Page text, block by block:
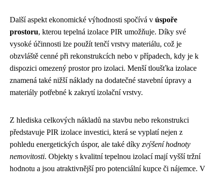
Další aspekt ekonomické výhodnosti spočívá v úspoře
prostoru, kterou tepelná izolace PIR umožňuje. Díky své
vysoké účinnosti lze použít tenčí vrstvy materiálu, což je
obzvláště cenné při rekonstrukcích nebo v případech, kdy je k
dispozici omezený prostor pro izolaci. Menší tloušťka izolace
znamená také nižší náklady na dodatečné stavební úpravy a
materiály potřebné k zakrytí izolační vrstvy.
Z hlediska celkových nákladů na stavbu nebo rekonstrukci
představuje PIR izolace investici, která se vyplatí nejen z
pohledu energetických úspor, ale také díky zvýšení hodnoty
nemovitosti. Objekty s kvalitní tepelnou izolací mají vyšší tržní
hodnotu a jsou atraktivnější pro potenciální kupce či nájemce. V